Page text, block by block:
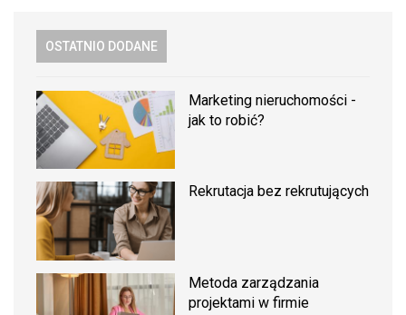
OSTATNIO DODANE
Marketing nieruchomości -
jak to robić?
Rekrutacja bez rekrutujących
Metoda zarządzania
projektami w firmie